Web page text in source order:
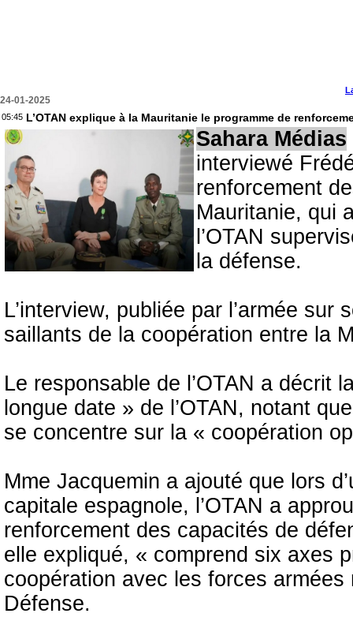
24-01-2025
05:45 L’OTAN explique à la Mauritanie le programme de
Sahara Médias
interviewé
renforcement
Mauritanie, qui
l’OTAN
la défense.
L’interview, publiée par l’armée
saillants de la coopération entre la
Le responsable de l’OTAN a décrit
longue date » de l’OTAN, notant
se concentre sur la « coopération
Mme Jacquemin a ajouté que lors
capitale espagnole, l’OTAN a
renforcement des capacités de
elle expliqué, « comprend six axes
coopération avec les forces
Défense.